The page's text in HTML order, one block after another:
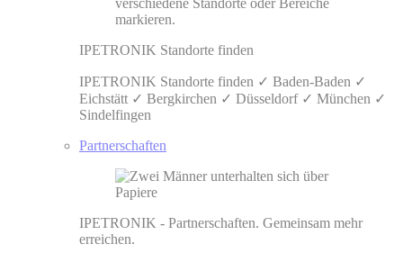
IPETRONIK Standorte finden
IPETRONIK Standorte finden ✓ Baden-Baden ✓
Eichstätt ✓ Bergkirchen ✓ Düsseldorf ✓ München ✓
Sindelfingen
Partnerschaften
IPETRONIK - Partnerschaften. Gemeinsam mehr
erreichen.